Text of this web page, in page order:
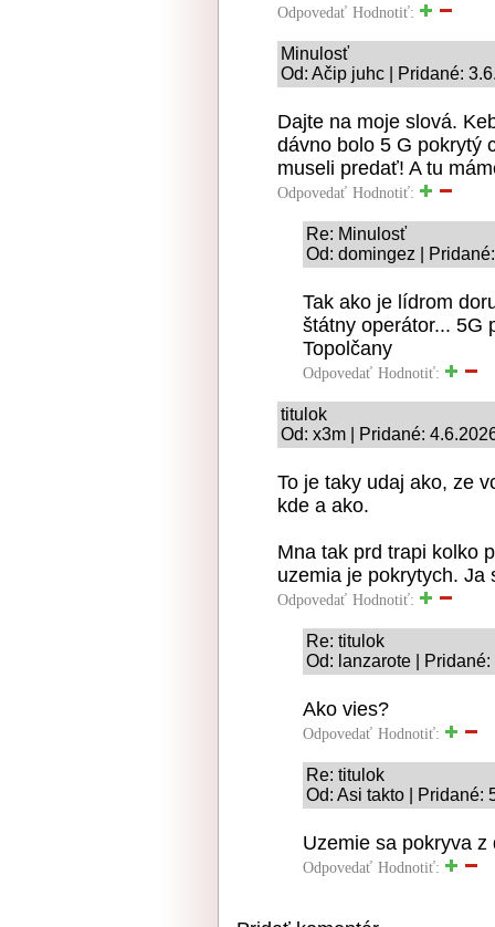
Odpovedať Hodnotiť:
Minulosť
Od: Ačip juhc | Pridané:
Dajte na moje slová.
dávno bolo 5 G pokrytý
museli predať! A tu
Odpovedať Hodnotiť:
Re: Minulosť
Od: domingez |
Tak ako je lídrom
štátny operátor... 5G
Topolčany
Odpovedať Hodnotiť:
titulok
Od: x3m | Pridané:
To je taky udaj ako, ze
kde a ako.
Mna tak prd trapi kolko
uzemia je pokrytych. Ja
Odpovedať Hodnotiť:
Re: titulok
Od: lanzarote |
Ako vies?
Odpovedať Hodnotiť:
Re: titulok
Od: Asi takto | Pridané:
Uzemie sa pokryva z
Odpovedať Hodnotiť: